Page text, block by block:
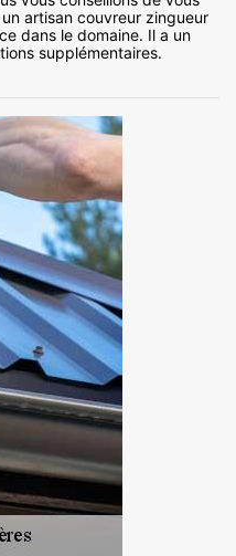
artisan couvreur zingueur
dans le domaine. Il a un
supplémentaires.